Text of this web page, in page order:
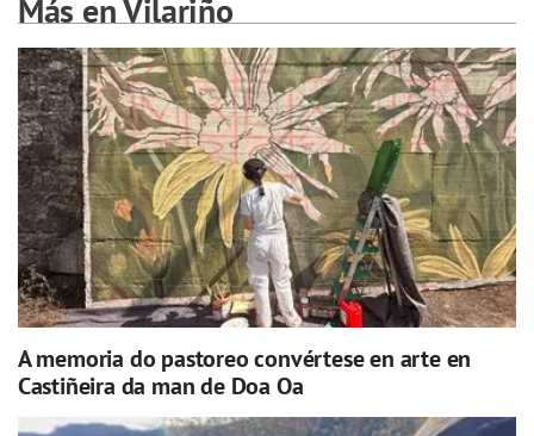
Más en Vilariño
A memoria do pastoreo convértese en arte en
Castiñeira da man de Doa Oa